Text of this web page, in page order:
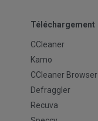
Téléchargement
CCleaner
Kamo
CCleaner Browser
Defraggler
Recuva